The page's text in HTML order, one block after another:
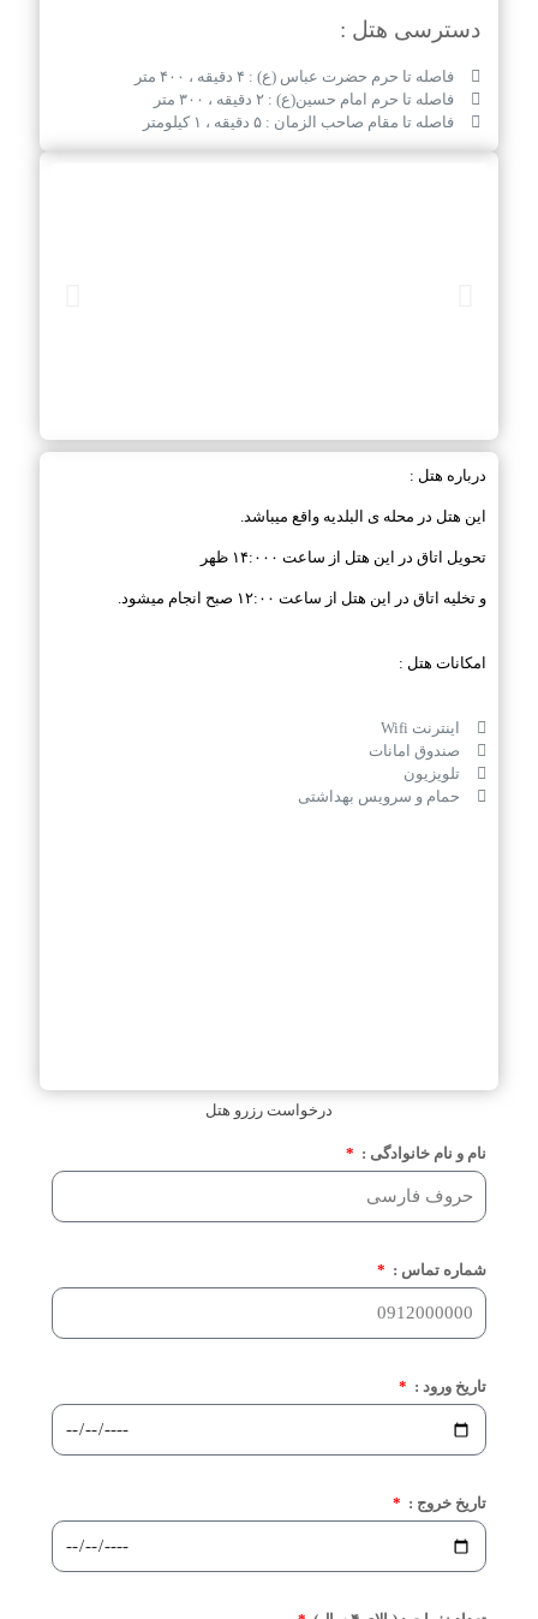
دسترسی هتل :
فاصله تا حرم حضرت عباس (ع) : ۴ دقیقه ، ۴۰۰ متر
فاصله تا حرم امام حسین(ع) : ۲ دقیقه ، ۳۰۰ متر
فاصله تا مقام صاحب الزمان : ۵ دقیقه ، ۱ کیلومتر
درباره هتل :
این هتل در محله ی البلدیه واقع میباشد.
تحویل اتاق در این هتل از ساعت ۱۴:۰۰۰ ظهر
و تخلیه اتاق در این هتل از ساعت ۱۲:۰۰ صبح انجام میشود.
امکانات هتل :
اینترنت Wifi
صندوق امانات
تلویزیون
حمام و سرویس بهداشتی
درخواست رزرو هتل
نام و نام خانوادگی :
شماره تماس :
تاریخ ورود :
تاریخ خروج :